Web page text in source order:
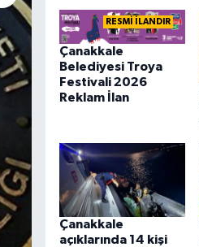
RESMİ İLANDIR
Çanakkale
Belediyesi Troya
Festivali 2026
Reklam İlan
Çanakkale
açıklarında 14 kişi